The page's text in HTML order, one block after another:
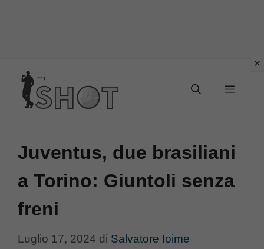
contenuto
Menu
Juventus, due brasiliani
a Torino: Giuntoli senza
freni
Luglio 17, 2024 di Salvatore Ioime